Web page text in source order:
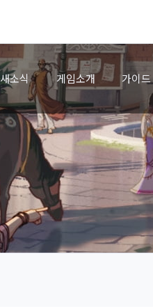
새소식 게임소개 가이드